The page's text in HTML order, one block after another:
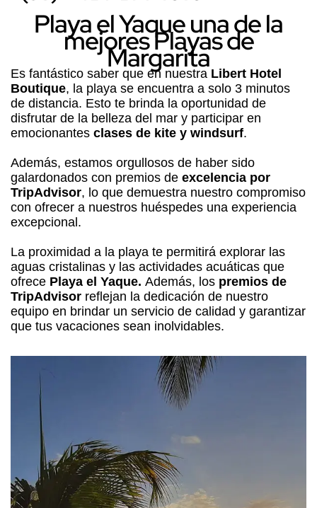
Playa el Yaque una de la
mejores Playas de
Margarita
Es fantástico saber que en nuestra Libert Hotel
Boutique, la playa se encuentra a solo 3 minutos
de distancia. Esto te brinda la oportunidad de
disfrutar de la belleza del mar y participar en
emocionantes clases de kite y windsurf.
Además, estamos orgullosos de haber sido
galardonados con premios de excelencia por
TripAdvisor, lo que demuestra nuestro compromiso
con ofrecer a nuestros huéspedes una experiencia
excepcional.
La proximidad a la playa te permitirá explorar las
aguas cristalinas y las actividades acuáticas que
ofrece Playa el Yaque. Además, los premios de
TripAdvisor reflejan la dedicación de nuestro
equipo en brindar un servicio de calidad y garantizar
que tus vacaciones sean inolvidables.